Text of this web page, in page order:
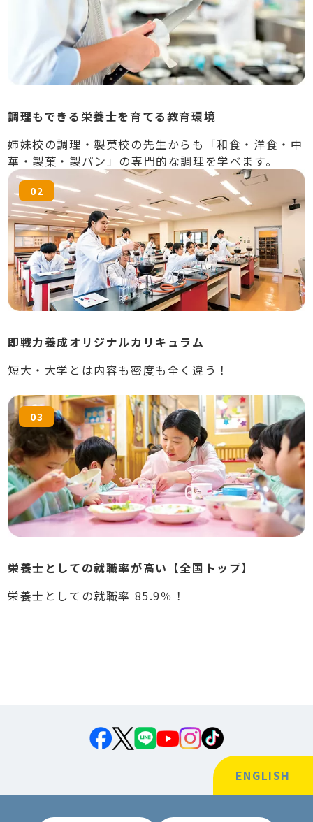
調理もできる栄養士を育てる教育環境
姉妹校の調理・製菓校の先生からも「和食・洋食・中
華・製菓・製パン」の専門的な調理を学べます。
02
即戦力養成オリジナルカリキュラム
短大・大学とは内容も密度も全く違う！
03
栄養士としての就職率が高い【全国トップ】
栄養士としての就職率 85.9％！
ENGLISH